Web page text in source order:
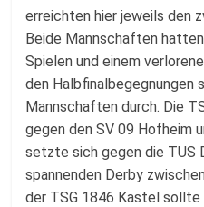
erreichten hier jeweils den
Beide Mannschaften
Spielen und einem
den Halbfinalbegegnungen
Mannschaften durch. Die
gegen den SV 09 Hofheim
setzte sich gegen die TUS
spannenden Derby
der TSG 1846 Kastel